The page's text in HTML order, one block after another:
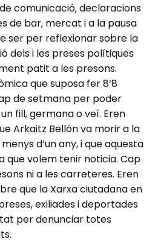
comunicació, declaracions
de bar, mercat i a la pausa
ser per reflexionar sobre la
dels i les preses polítiques
patit a les presons.
que suposa fer 8’8
de setmana per poder
fill, germana o veí. Eren
Arkaitz Bellón va morir a la
d’un any, i que aquesta
que volem tenir noticia. Cap
ni a les carreteres. Eren
que la Xarxa ciutadana en
exiliades i deportades
per denunciar totes